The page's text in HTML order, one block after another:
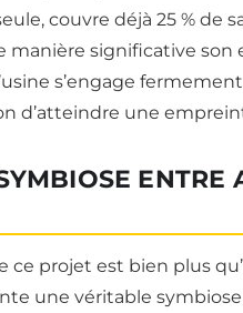
couvre déjà 25 %
manière significative
s’engage
d’atteindre une
ENTRE
ce projet est bien plus
une véritable